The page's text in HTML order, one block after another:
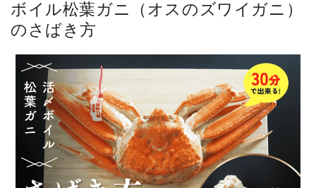
ボイル松葉ガニ（オスのズワイガニ）
のさばき方